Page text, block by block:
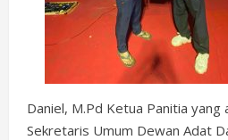
Daniel, M.Pd Ketua Panitia yang
Sekretaris Umum Dewan Adat